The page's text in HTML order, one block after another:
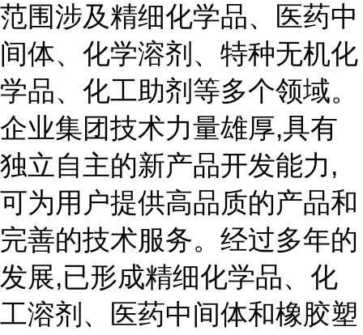
范围涉及精细化学品、医药中
间体、化学溶剂、特种无机化
学品、化工助剂等多个领域。
企业集团技术力量雄厚,具有
独立自主的新产品开发能力,
可为用户提供高品质的产品和
完善的技术服务。经过多年的
发展,已形成精细化学品、化
工溶剂、医药中间体和橡胶塑